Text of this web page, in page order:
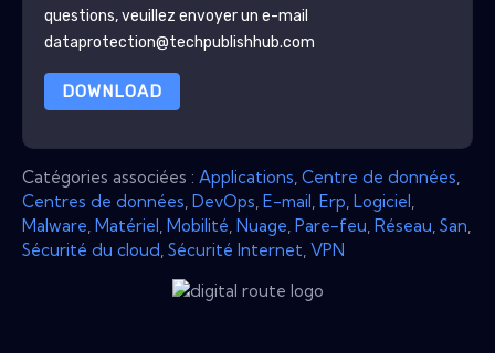
questions, veuillez envoyer un e-mail
dataprotection@techpublishhub.com
DOWNLOAD
Catégories associées : Applications Centre de données
Centres de données DevOps E-mail Erp Logiciel
Malware Matériel Mobilité Nuage Pare-feu Réseau San
Sécurité du cloud Sécurité Internet VPN